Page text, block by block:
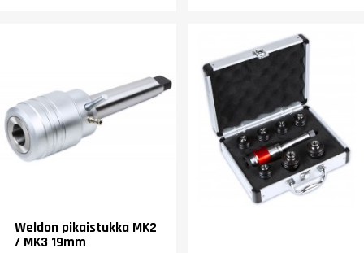
Weldon pikaistukka MK2
/ MK3 19mm